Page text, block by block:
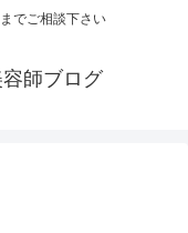
でご相談下さい
師ブログ